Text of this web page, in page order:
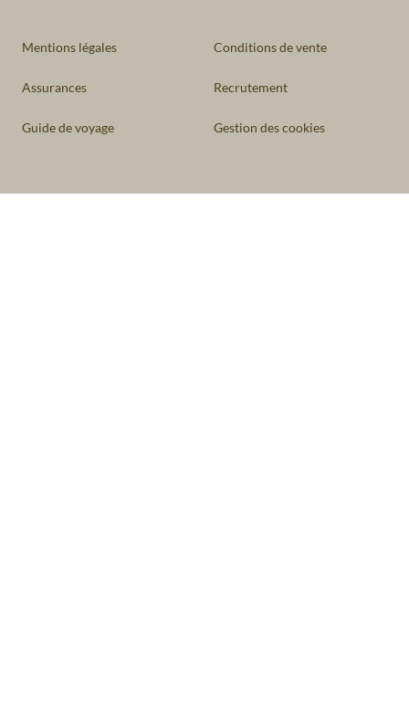
Mentions légales Conditions de vente
Assurances Recrutement
Guide de voyage Gestion des cookies